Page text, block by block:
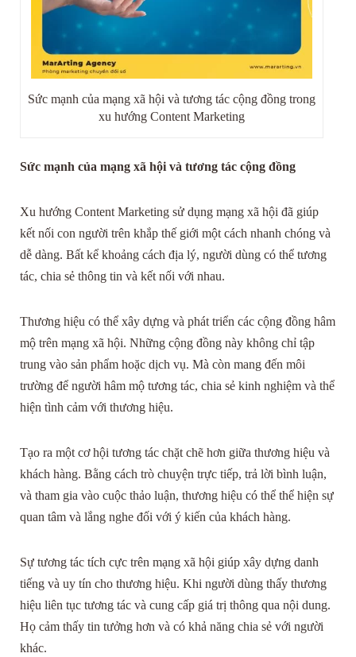
Sức mạnh của mạng xã hội và tương tác cộng đồng trong
xu hướng Content Marketing
Sức mạnh của mạng xã hội và tương tác cộng đồng
Xu hướng Content Marketing sử dụng mạng xã hội đã giúp
kết nối con người trên khắp thế giới một cách nhanh chóng và
dễ dàng. Bất kể khoảng cách địa lý, người dùng có thể tương
tác, chia sẻ thông tin và kết nối với nhau.
Thương hiệu có thể xây dựng và phát triển các cộng đồng hâm
mộ trên mạng xã hội. Những cộng đồng này không chỉ tập
trung vào sản phẩm hoặc dịch vụ. Mà còn mang đến môi
trường để người hâm mộ tương tác, chia sẻ kinh nghiệm và thể
hiện tình cảm với thương hiệu.
Tạo ra một cơ hội tương tác chặt chẽ hơn giữa thương hiệu và
khách hàng. Bằng cách trò chuyện trực tiếp, trả lời bình luận,
và tham gia vào cuộc thảo luận, thương hiệu có thể thể hiện sự
quan tâm và lắng nghe đối với ý kiến của khách hàng.
Sự tương tác tích cực trên mạng xã hội giúp xây dựng danh
tiếng và uy tín cho thương hiệu. Khi người dùng thấy thương
hiệu liên tục tương tác và cung cấp giá trị thông qua nội dung.
Họ cảm thấy tin tưởng hơn và có khả năng chia sẻ với người
khác.